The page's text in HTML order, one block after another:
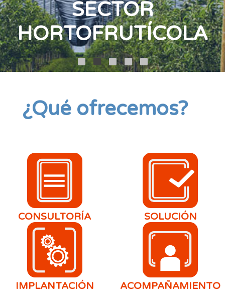
SECTOR
HORTOFRUTÍCOLA
¿Qué ofrecemos?
CONSULTORÍA SOLUCIÓN
IMPLANTACIÓN ACOMPAÑAMIENTO